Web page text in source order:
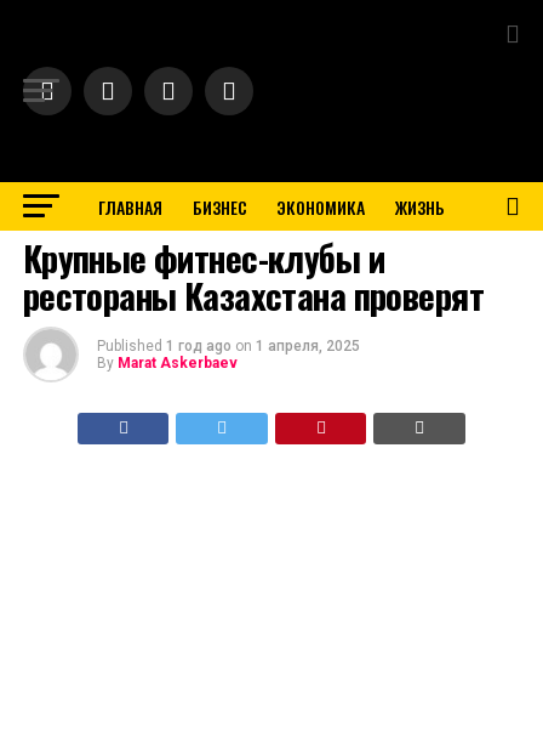
ГЛАВНАЯ БИЗНЕС ЭКОНОМИКА ЖИЗНЬ
BUSINESS
Крупные фитнес-клубы и
рестораны Казахстана проверят
Published 1 год ago on 1 апреля, 2025
By Marat Askerbaev